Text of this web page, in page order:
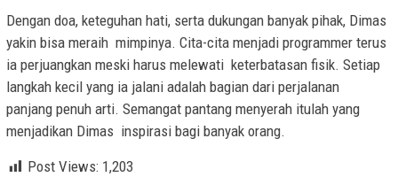
Dengan doa, keteguhan hati, serta dukungan banyak pihak, Dimas
yakin bisa meraih mimpinya. Cita-cita menjadi programmer terus
ia perjuangkan meski harus melewati keterbatasan fisik. Setiap
langkah kecil yang ia jalani adalah bagian dari perjalanan
panjang penuh arti. Semangat pantang menyerah itulah yang
menjadikan Dimas inspirasi bagi banyak orang.
Post Views: 1,203